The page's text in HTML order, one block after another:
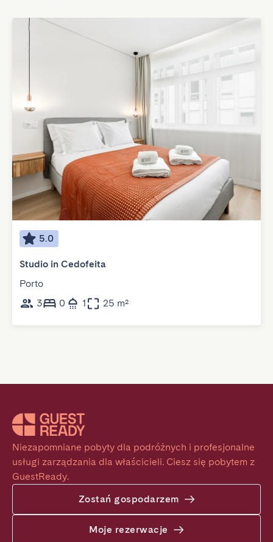
5.0
Studio in Cedofeita
Porto
3
0 1 25 m²
Niezapomniane pobyty dla podróżnych i profesjonalne
usługi zarządzania dla właścicieli. Ciesz się pobytem z
GuestReady.
Zostań gospodarzem
Moje rezerwacje